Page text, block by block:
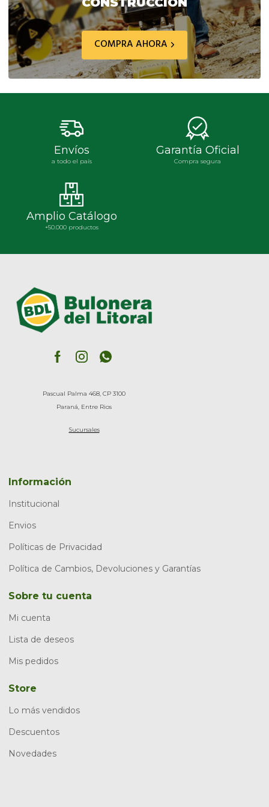
COMPRA AHORA
Envíos
a todo el país
Garantía Oficial
Compra segura
Amplio Catálogo
+50.000 productos
Pascual Palma 468, CP 3100
Paraná, Entre Rios
Sucursales
Información
Institucional
Envios
Políticas de Privacidad
Política de Cambios, Devoluciones y Garantías
Sobre tu cuenta
Mi cuenta
Lista de deseos
Mis pedidos
Store
Lo más vendidos
Descuentos
Novedades